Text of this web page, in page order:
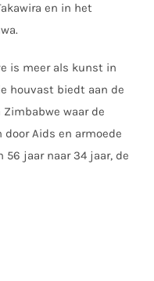
en in het
is meer als kunst in
houvast biedt aan de
waar de
Aids en armoede
56 jaar naar 34 jaar, de